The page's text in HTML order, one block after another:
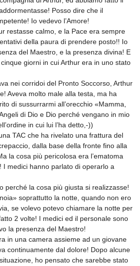
Posso dire che il
Io vedevo l’Amore!
restasse calmo, e la Pace era sempre
della paura di prendere posto!! Io
del Maestro, e la presenza divina! E
giorni in cui Arthur era in uno stato
nei corridoi del Pronto Soccorso, Arthur
Aveva molto male alla testa, ma ha
di sussurrarmi all’orecchio «Mamma,
di Dio e Dio perché vengano in mio
in cui lui l’ha detto,-))
TAC che ha rivelato una frattura del
dalla base della fronte fino alla
la cosa più pericolosa era l’ematoma
I medici hanno parlato di operarlo a
perché la cosa più giusta si realizzasse!
soprattutto la notte, quando non ero
se volevo potevo chiamare la notte per
2 volte! I medici ed il personale sono
la presenza del Maestro!
in una camera assieme ad un giovane
continuamente dal dolore! Dopo alcune
ho pensato che sarebbe stato